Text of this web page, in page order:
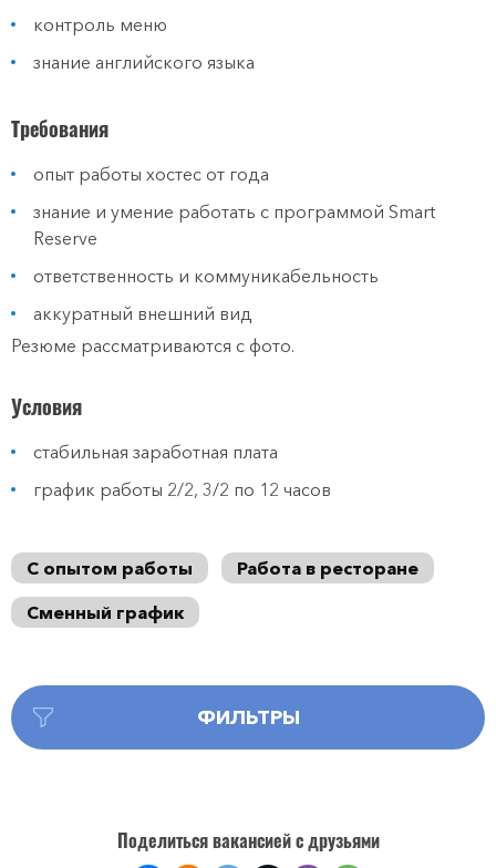
контроль меню
знание английского языка
Требования
опыт работы хостес от года
знание и умение работать с программой Smart
Reserve
ответственность и коммуникабельность
аккуратный внешний вид
Резюме рассматриваются с фото.
Условия
стабильная заработная плата
график работы 2/2, 3/2 по 12 часов
С опытом работы
Работа в ресторане
Сменный график
ФИЛЬТРЫ
Поделиться вакансией с друзьями